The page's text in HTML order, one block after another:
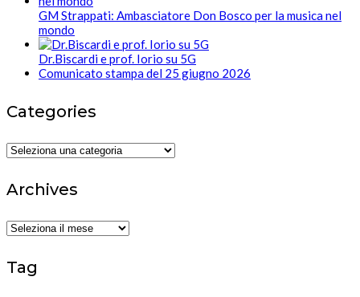
GM Strappati: Ambasciatore Don Bosco per la musica nel
mondo
Dr.Biscardi e prof. Iorio su 5G
Comunicato stampa del 25 giugno 2026
Categories
Categories
Archives
Archives
Tag